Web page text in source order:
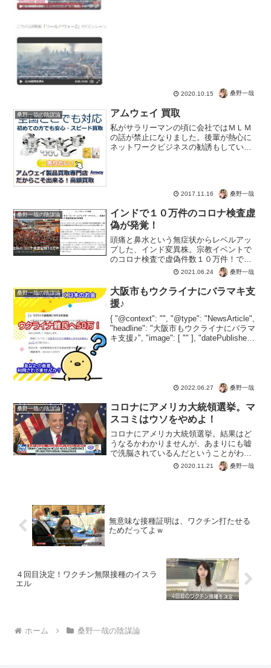
2020.10.15 桑野一哉
桑野一哉の陰謀論 アムウェイ 買取
私がサラリーマンの頃に会社ではＭＬＭ
の話が禁止になりました。後輩が熱心に
ネットワークビジネスの勧誘もしていた
2017.11.16 桑野一哉
桑野一哉の陰謀論
インドで１０万件のコロナ検査虚
偽が発覚！
頭痛と鼻水という無症状からレベルアッ
プした、インド変異株。宗教イベントで
のコロナ検査で虚偽件数１０万件！でも
インドで感染爆発という報道がそもそも
デマだと知らないと勘違いしそう。前提
として、?【インドのコロナ感染はデ
マ】? です。つまりウソの...
2021.06.24 桑野一哉
桑野一哉の陰謀論
大阪市もウクライナにバラマキ支
援♪
{ "@context": "", "@type": "NewsArticle",
"headline": "大阪市もウクライナにバラマ
キ支援♪", "image": [ "" ], "datePublished":
2022.06.27 桑野一哉
桑野一哉の陰謀論
コロナにアメリカ大統領選挙。マ
スコミはウソをやめよ！
コロナにアメリカ大統領選挙。結果はど
うなるかわかりませんが、あまりにも嘘
で洗脳されているんだということがわか
ったのの大きな収穫。もっとも騙されて
る人が多いと民主主義ではリスクでしか
2020.11.21 桑野一哉
無意味な接種証明は、ワクチン打たせる
ためだってよｗ
４回目決定！ワクチン無限接種のイスラ
エル
ホーム 桑野一哉の陰謀論